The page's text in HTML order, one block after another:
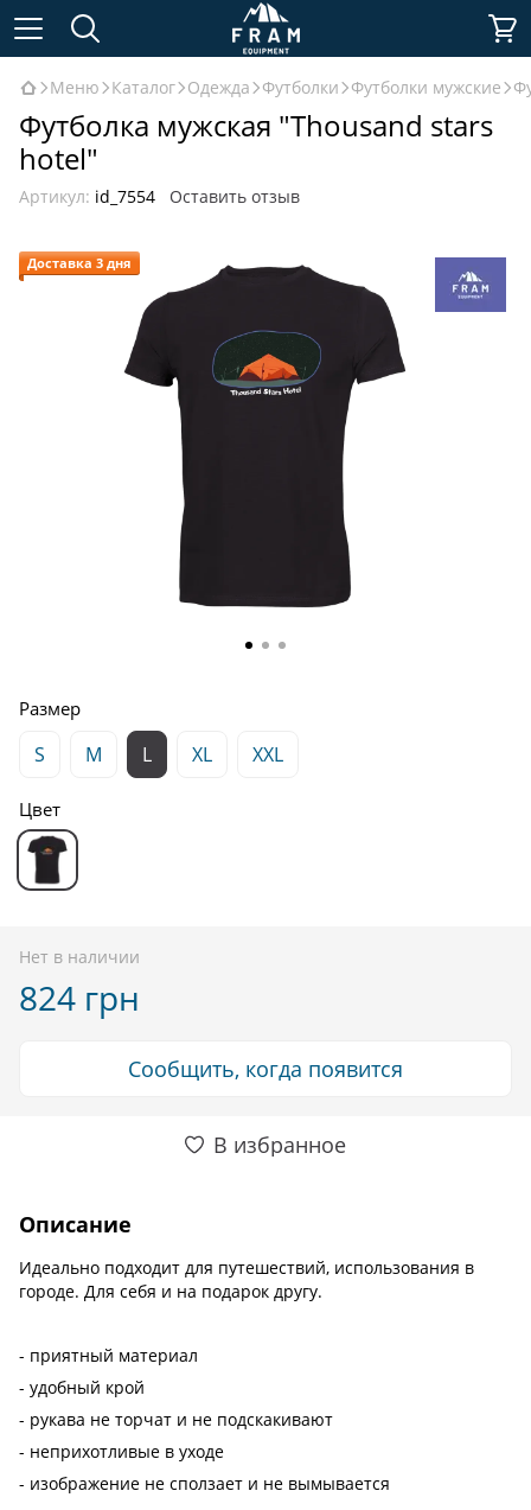
Меню Каталог Одежда Футболки Футболки мужские
Футболка мужская "Thousand stars
hotel"
Артикул: id_7554 Оставить отзыв
Доставка 3 дня
Размер
S M L XL XXL
Цвет
Нет в наличии
824 грн
Сообщить, когда появится
В избранное
Описание
Идеально подходит для путешествий, использования в
городе. Для себя и на подарок другу.
- приятный материал
- удобный крой
- рукава не торчат и не подскакивают
- неприхотливые в уходе
- изображение не сползает и не вымывается